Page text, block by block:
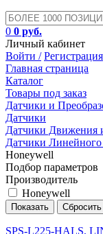
0 0 руб.
Личный кабинет
Войти / Регистрация
Главная страница
Каталог
Товары под заказ
Датчики и
Датчики
Датчики Движения
Датчики
Honeywell
Подбор параметров
Производитель
Honeywell
SPS-L225-HALS,